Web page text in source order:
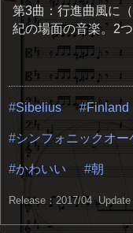
第3曲：行進曲風に
紀の場面の音楽。2
Sibelius Finland
シンフォニックオー
かわいい 朝
Release：2017/04